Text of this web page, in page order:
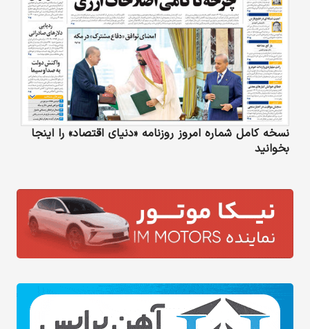
نسخه کامل شماره امروز روزنامه «دنیای‌ اقتصاد» را اینجا
بخوانید